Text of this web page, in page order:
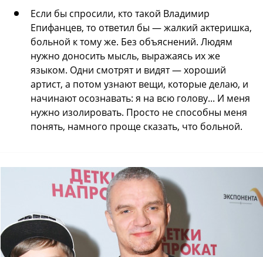
Если бы спросили, кто такой Владимир
Епифанцев, то ответил бы — жалкий актеришка,
больной к тому же. Без объяснений. Людям
нужно доносить мысль, выражаясь их же
языком. Одни смотрят и видят — хороший
артист, а потом узнают вещи, которые делаю, и
начинают осознавать: я на всю голову... И меня
нужно изолировать. Просто не способны меня
понять, намного проще сказать, что больной.